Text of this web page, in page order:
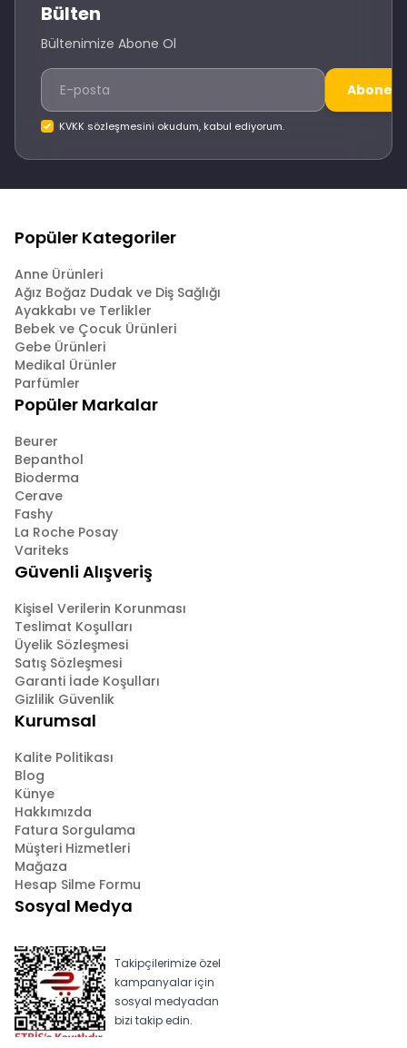
Bülten
Bültenimize Abone Ol
Abone
KVKK sözleşmesini okudum, kabul ediyorum.
Popüler Kategoriler
Anne Ürünleri
Ağız Boğaz Dudak ve Diş Sağlığı
Ayakkabı ve Terlikler
Bebek ve Çocuk Ürünleri
Gebe Ürünleri
Medikal Ürünler
Parfümler
Popüler Markalar
Beurer
Bepanthol
Bioderma
Cerave
Fashy
La Roche Posay
Variteks
Güvenli Alışveriş
Kişisel Verilerin Korunması
Teslimat Koşulları
Üyelik Sözleşmesi
Satış Sözleşmesi
Garanti İade Koşulları
Gizlilik Güvenlik
Kurumsal
Kalite Politikası
Blog
Künye
Hakkımızda
Fatura Sorgulama
Müşteri Hizmetleri
Mağaza
Hesap Silme Formu
Sosyal Medya
Takipçilerimize özel
kampanyalar için
sosyal medyadan
bizi takip edin.